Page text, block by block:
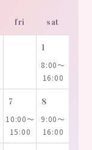
fri sat
1
8:00～
16:00
7
10:00～
15:00
8
9:00～
16:00